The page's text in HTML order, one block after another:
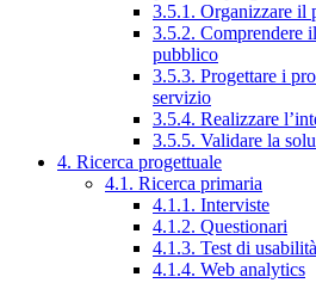
3.5.1. Organizzare il
3.5.2. Comprendere
pubblico
3.5.3. Progettare i
servizio
3.5.4. Realizzare
3.5.5. Validare la
4. Ricerca progettuale
4.1. Ricerca primaria
4.1.1. Interviste
4.1.2. Questionari
4.1.3. Test di usabilità
4.1.4. Web analytics